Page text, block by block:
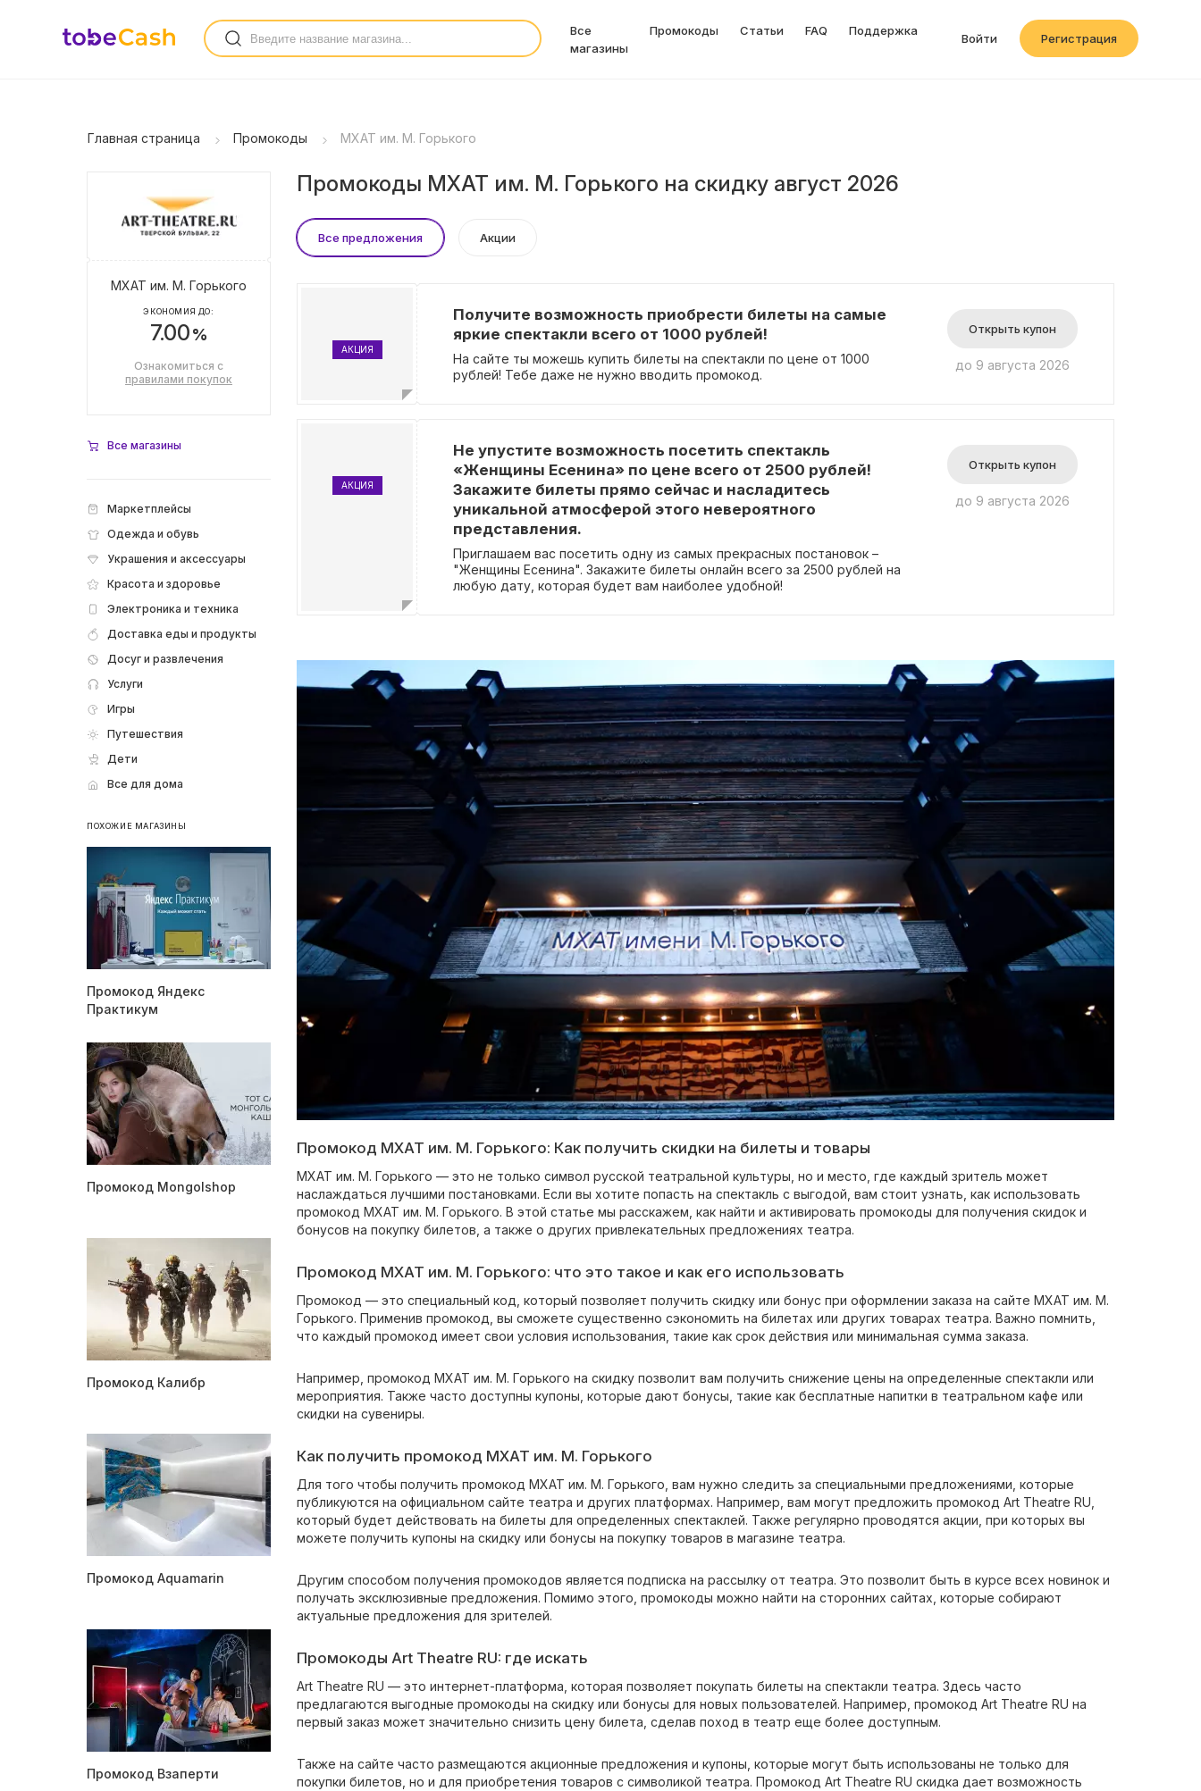
Все
магазины
Промокоды Статьи FAQ Поддержка
Войти Регистрация
Главная страница Промокоды МХАТ им. М. Горького
МХАТ им. М. Горького
ЭКОНОМИЯ ДО:
7.00%
Ознакомиться с
правилами покупок
Все магазины
Маркетплейсы
Одежда и обувь
Украшения и аксессуары
Красота и здоровье
Электроника и техника
Доставка еды и продукты
Досуг и развлечения
Услуги
Игры
Путешествия
Дети
Все для дома
ПОХОЖИЕ МАГАЗИНЫ
Промокод Яндекс
Практикум
Промокод Mongolshop
Промокод Калибр
Промокод Aquamarin
Промокод Взаперти
Промокоды МХАТ им. М. Горького на скидку август 2026
Все предложения Акции
АКЦИЯ
Получите возможность приобрести билеты на самые
яркие спектакли всего от 1000 рублей!
На сайте ты можешь купить билеты на спектакли по цене от 1000
рублей! Тебе даже не нужно вводить промокод.
Открыть купон
до 9 августа 2026
АКЦИЯ
Не упустите возможность посетить спектакль
«Женщины Есенина» по цене всего от 2500 рублей!
Закажите билеты прямо сейчас и насладитесь
уникальной атмосферой этого невероятного
представления.
Приглашаем вас посетить одну из самых прекрасных постановок –
"Женщины Есенина". Закажите билеты онлайн всего за 2500 рублей на
любую дату, которая будет вам наиболее удобной!
Открыть купон
до 9 августа 2026
Промокод МХАТ им. М. Горького: Как получить скидки на билеты и товары
МХАТ им. М. Горького — это не только символ русской театральной культуры, но и место, где каждый зритель может
наслаждаться лучшими постановками. Если вы хотите попасть на спектакль с выгодой, вам стоит узнать, как использовать
промокод МХАТ им. М. Горького. В этой статье мы расскажем, как найти и активировать промокоды для получения скидок и
бонусов на покупку билетов, а также о других привлекательных предложениях театра.
Промокод МХАТ им. М. Горького: что это такое и как его использовать
Промокод — это специальный код, который позволяет получить скидку или бонус при оформлении заказа на сайте МХАТ им. М.
Горького. Применив промокод, вы сможете существенно сэкономить на билетах или других товарах театра. Важно помнить,
что каждый промокод имеет свои условия использования, такие как срок действия или минимальная сумма заказа.
Например, промокод МХАТ им. М. Горького на скидку позволит вам получить снижение цены на определенные спектакли или
мероприятия. Также часто доступны купоны, которые дают бонусы, такие как бесплатные напитки в театральном кафе или
скидки на сувениры.
Как получить промокод МХАТ им. М. Горького
Для того чтобы получить промокод МХАТ им. М. Горького, вам нужно следить за специальными предложениями, которые
публикуются на официальном сайте театра и других платформах. Например, вам могут предложить промокод Art Theatre RU,
который будет действовать на билеты для определенных спектаклей. Также регулярно проводятся акции, при которых вы
можете получить купоны на скидку или бонусы на покупку товаров в магазине театра.
Другим способом получения промокодов является подписка на рассылку от театра. Это позволит быть в курсе всех новинок и
получать эксклюзивные предложения. Помимо этого, промокоды можно найти на сторонних сайтах, которые собирают
актуальные предложения для зрителей.
Промокоды Art Theatre RU: где искать
Art Theatre RU — это интернет-платформа, которая позволяет покупать билеты на спектакли театра. Здесь часто
предлагаются выгодные промокоды на скидку или бонусы для новых пользователей. Например, промокод Art Theatre RU на
первый заказ может значительно снизить цену билета, сделав поход в театр еще более доступным.
Также на сайте часто размещаются акционные предложения и купоны, которые могут быть использованы не только для
покупки билетов, но и для приобретения товаров с символикой театра. Промокод Art Theatre RU скидка дает возможность